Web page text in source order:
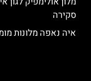
סקירה
איה נאפה מלונות